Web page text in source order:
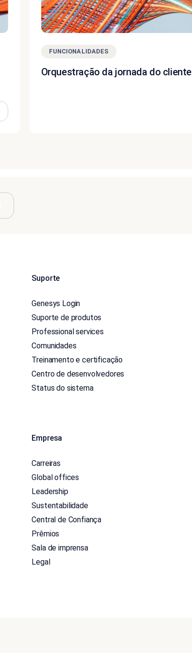
FUNCIONALIDADES
Orquestração da jornada do cliente
Suporte
Genesys Login
Suporte de produtos
Professional services
Comunidades
Treinamento e certificação
Centro de desenvolvedores
Status do sistema
Empresa
Carreiras
Global offices
Leadership
Sustentabilidade
Central de Confiança
Prêmios
Sala de imprensa
Legal